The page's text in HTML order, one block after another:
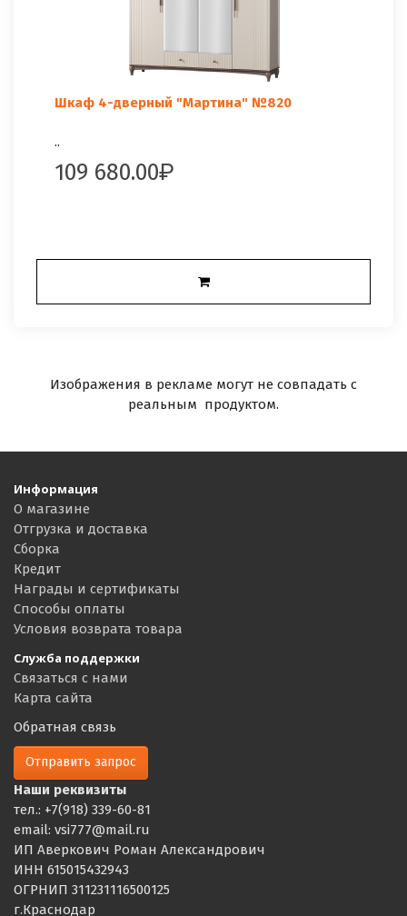
Шкаф 4-дверный "Мартина" №820
..
109 680.00
Изображения в рекламе могут не совпадать с
реальным продуктом.
Информация
О магазине
Отгрузка и доставка
Сборка
Кредит
Награды и сертификаты
Способы оплаты
Условия возврата товара
Служба поддержки
Связаться с нами
Карта сайта
Обратная связь
Отправить запрос
Наши реквизиты
тел.: +7(918) 339-60-81
email: vsi777@mail.ru
ИП Аверкович Роман Александрович
ИНН 615015432943
ОГРНИП 311231116500125
г.Краснодар